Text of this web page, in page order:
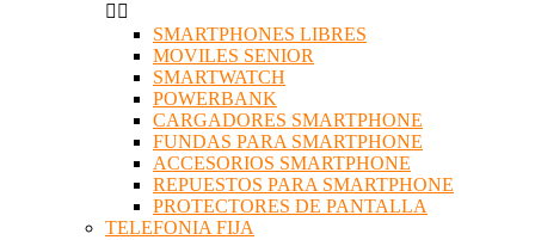
 
SMARTPHONES LIBRES
MOVILES SENIOR
SMARTWATCH
POWERBANK
CARGADORES SMARTPHONE
FUNDAS PARA SMARTPHONE
ACCESORIOS SMARTPHONE
REPUESTOS PARA SMARTPHONE
PROTECTORES DE PANTALLA
TELEFONIA FIJA